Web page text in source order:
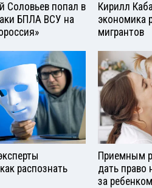
Соловьев попал в
БПЛА ВСУ на
Кирилл
экономика
мигрантов
распознать
Приемным
дать право
за ребенком